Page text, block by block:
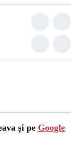
și pe Google